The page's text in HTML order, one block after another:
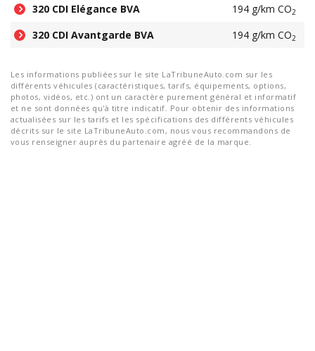
320 CDI Elégance BVA 194 g/km CO2
320 CDI Avantgarde BVA 194 g/km CO2
Les informations publiées sur le site LaTribuneAuto.com sur les
différents véhicules (caractéristiques, tarifs, équipements, options,
photos, vidéos, etc.) ont un caractère purement général et informatif
et ne sont données qu'à titre indicatif. Pour obtenir des informations
actualisées sur les tarifs et les spécifications des différents véhicules
décrits sur le site LaTribuneAuto.com, nous vous recommandons de
vous renseigner auprès du partenaire agréé de la marque.